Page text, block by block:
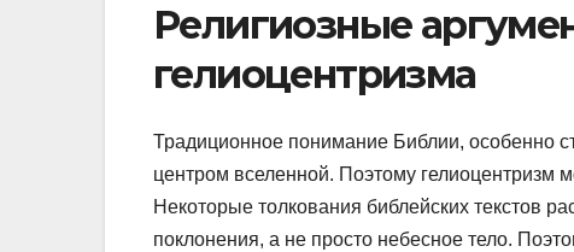
Религиозные
гелиоцентризма
Традиционное понимание Библии, особенно
центром вселенной. Поэтому гелиоцентризм
Некоторые толкования библейских текстов
поклонения, а не просто небесное тело.